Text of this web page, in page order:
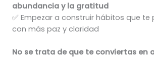
abundancia y la gratitud
✅ Empezar a construir hábitos que te
con más paz y claridad
No se trata de que te conviertas en